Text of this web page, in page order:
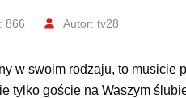
866 Autor: tv28
w swoim rodzaju, to musicie
tylko goście na Waszym